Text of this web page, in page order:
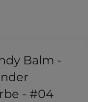
Balm -
- #04